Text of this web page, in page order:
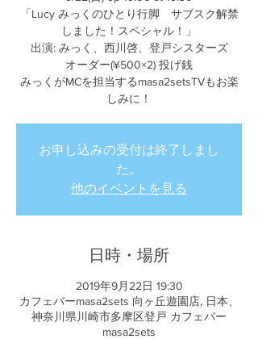
​​「Lucy みっくのひとり行脚 サブスク解禁
しました！スペシャル！」
出演: みっく、西川啓、登戸シスターズ
オーダー(¥500×2) 投げ銭
みっくがMCを担当するmasa2setsTVもお楽
しみに！
お申し込みの受付は終了しまし
た。
他のイベントを見る
日時・場所
2019年9月22日 19:30
カフェバーmasa2sets 向ヶ丘遊園店, 日本、
神奈川県川崎市多摩区登戸 カフェバー
masa2sets